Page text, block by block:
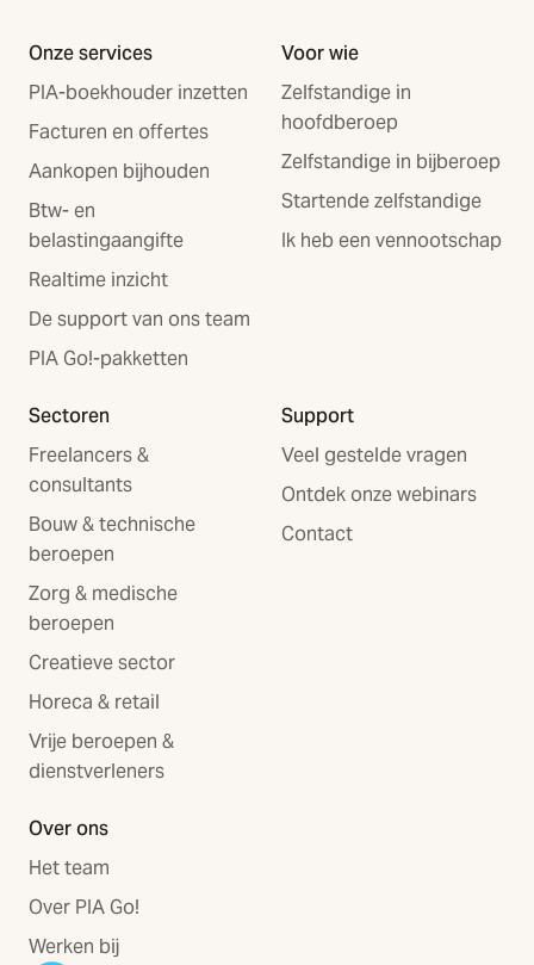
Onze services
PIA-boekhouder inzetten
Facturen en offertes
Aankopen bijhouden
Btw- en
belastingaangifte
Realtime inzicht
De support van ons team
PIA Go!-pakketten
Voor wie
Zelfstandige in
hoofdberoep
Zelfstandige in bijberoep
Startende zelfstandige
Ik heb een vennootschap
Sectoren
Freelancers &
consultants
Bouw & technische
beroepen
Zorg & medische
beroepen
Creatieve sector
Horeca & retail
Vrije beroepen &
dienstverleners
Support
Veel gestelde vragen
Ontdek onze webinars
Contact
Over ons
Het team
Over PIA Go!
Werken bij